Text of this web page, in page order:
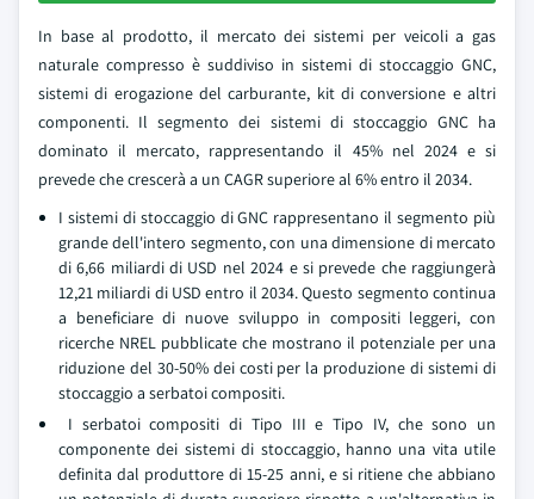
In base al prodotto, il mercato dei sistemi per veicoli a gas
naturale compresso è suddiviso in sistemi di stoccaggio GNC,
sistemi di erogazione del carburante, kit di conversione e altri
componenti. Il segmento dei sistemi di stoccaggio GNC ha
dominato il mercato, rappresentando il 45% nel 2024 e si
prevede che crescerà a un CAGR superiore al 6% entro il 2034.
I sistemi di stoccaggio di GNC rappresentano il segmento più
grande dell'intero segmento, con una dimensione di mercato
di 6,66 miliardi di USD nel 2024 e si prevede che raggiungerà
12,21 miliardi di USD entro il 2034. Questo segmento continua
a beneficiare di nuove sviluppo in compositi leggeri, con
ricerche NREL pubblicate che mostrano il potenziale per una
riduzione del 30-50% dei costi per la produzione di sistemi di
stoccaggio a serbatoi compositi.
I serbatoi compositi di Tipo III e Tipo IV, che sono un
componente dei sistemi di stoccaggio, hanno una vita utile
definita dal produttore di 15-25 anni, e si ritiene che abbiano